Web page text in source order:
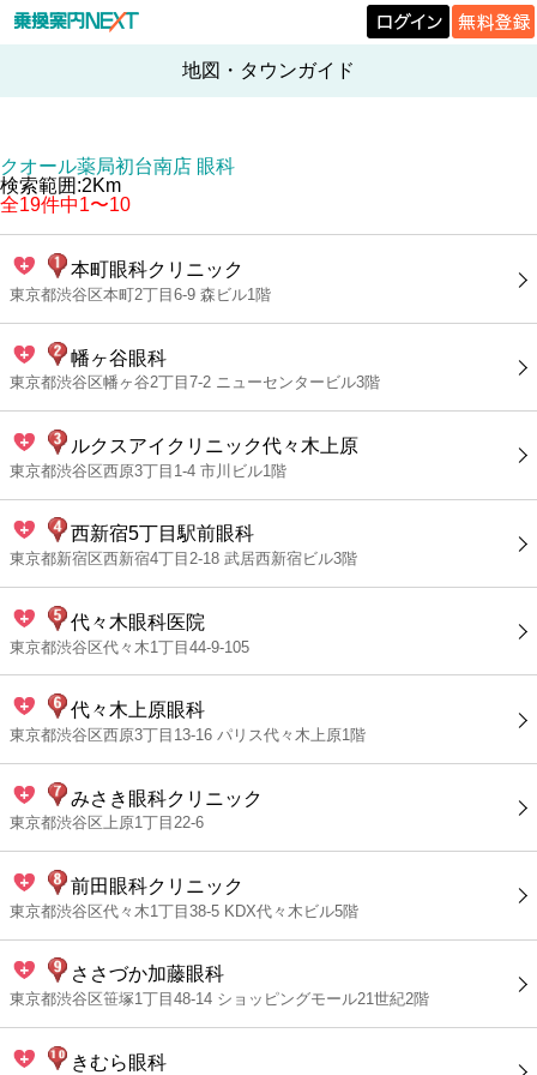
地図・タウンガイド
クオール薬局初台南店 眼科
検索範囲:2Km
全19件中1〜10
本町眼科クリニック
東京都渋谷区本町2丁目6-9 森ビル1階
幡ヶ谷眼科
東京都渋谷区幡ヶ谷2丁目7-2 ニューセンタービル3階
ルクスアイクリニック代々木上原
東京都渋谷区西原3丁目1-4 市川ビル1階
西新宿5丁目駅前眼科
東京都新宿区西新宿4丁目2-18 武居西新宿ビル3階
代々木眼科医院
東京都渋谷区代々木1丁目44-9-105
代々木上原眼科
東京都渋谷区西原3丁目13-16 パリス代々木上原1階
みさき眼科クリニック
東京都渋谷区上原1丁目22-6
前田眼科クリニック
東京都渋谷区代々木1丁目38-5 KDX代々木ビル5階
ささづか加藤眼科
東京都渋谷区笹塚1丁目48-14 ショッピングモール21世紀2階
きむら眼科